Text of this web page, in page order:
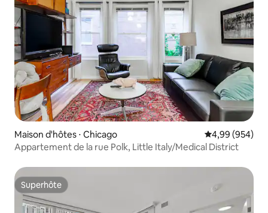
Maison d'hôtes ⋅ Chicago Évaluation
4,99 (954)
Appartement de la rue Polk, Little Italy/Medical District
Superhôte
Superhôte